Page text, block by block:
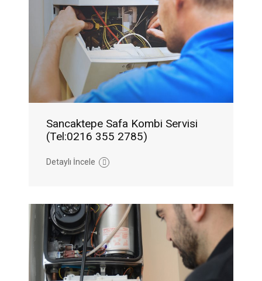
Sancaktepe Safa Kombi Servisi
(Tel:0216 355 2785)
Detaylı İncele